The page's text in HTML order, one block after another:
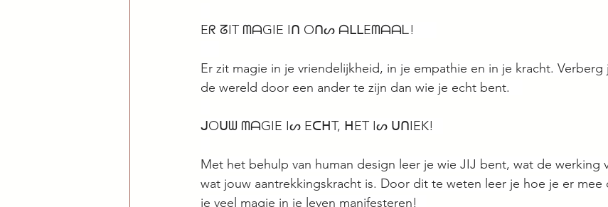
Eᖇ ᘔIT ᗰᗩGIE Iᑎ Oᑎᔕ ᗩᒪᒪEᗰᗩᗩᒪ! ⠀⠀
Er zit magie in je vriendelijkheid, in je empathie en in je kracht.
de wereld door een ander te zijn dan wie je echt bent. ⠀
ᒍOᑌᗯ ᗰᗩGIE Iᔕ EᑕᕼT, ᕼET Iᔕ ᑌᑎIEK!⠀
Met het behulp van human design leer je wie JIJ bent, wat de werking
wat jouw aantrekkingskracht is. Door dit te weten leer je hoe je er mee
je veel magie in je leven manifesteren!⠀